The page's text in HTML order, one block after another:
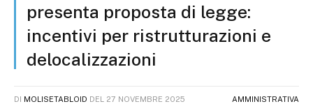
presenta proposta di legge:
incentivi per ristrutturazioni e
delocalizzazioni
DI MOLISETABLOID DEL 27 NOVEMBRE 2025 AMMINISTRATIVA